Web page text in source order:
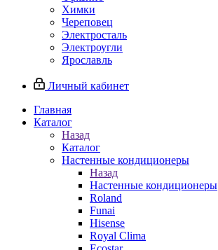
Химки
Череповец
Электросталь
Электроугли
Ярославль
Личный кабинет
Главная
Каталог
Назад
Каталог
Настенные кондиционеры
Назад
Настенные кондиционеры
Roland
Funai
Hisense
Royal Clima